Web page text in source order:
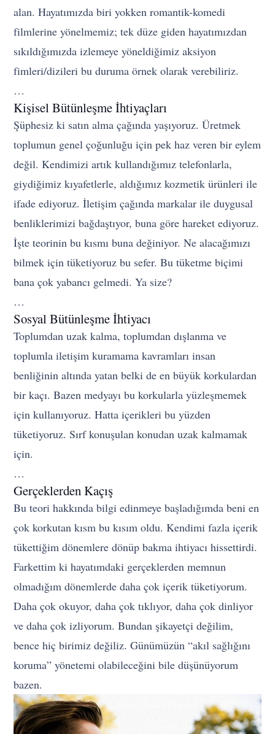
alan. Hayatımızda biri yokken romantik-komedi
filmlerine yönelmemiz; tek düze giden hayatımızdan
sıkıldığımızda izlemeye yöneldiğimiz aksiyon
fimleri/dizileri bu duruma örnek olarak verebiliriz.
…
Kişisel Bütünleşme İhtiyaçları
Şüphesiz ki satın alma çağında yaşıyoruz. Üretmek
toplumun genel çoğunluğu için pek haz veren bir eylem
değil. Kendimizi artık kullandığımız telefonlarla,
giydiğimiz kıyafetlerle, aldığımız kozmetik ürünleri ile
ifade ediyoruz. İletişim çağında markalar ile duygusal
benliklerimizi bağdaştıyor, buna göre hareket ediyoruz.
İşte teorinin bu kısmı buna değiniyor. Ne alacağımızı
bilmek için tüketiyoruz bu sefer. Bu tüketme biçimi
bana çok yabancı gelmedi. Ya size?
…
Sosyal Bütünleşme İhtiyacı
Toplumdan uzak kalma, toplumdan dışlanma ve
toplumla iletişim kuramama kavramları insan
benliğinin altında yatan belki de en büyük korkulardan
bir kaçı. Bazen medyayı bu korkularla yüzleşmemek
için kullanıyoruz. Hatta içerikleri bu yüzden
tüketiyoruz. Sırf konuşulan konudan uzak kalmamak
için.
…
Gerçeklerden Kaçış
Bu teori hakkında bilgi edinmeye başladığımda beni en
çok korkutan kısm bu kısım oldu. Kendimi fazla içerik
tükettiğim dönemlere dönüp bakma ihtiyacı hissettirdi.
Farkettim ki hayatımdaki gerçeklerden memnun
olmadığım dönemlerde daha çok içerik tüketiyorum.
Daha çok okuyor, daha çok tıklıyor, daha çok dinliyor
ve daha çok izliyorum. Bundan şikayetçi değilim,
bence hiç birimiz değiliz. Günümüzün “akıl sağlığını
koruma” yönetemi olabileceğini bile düşünüyorum
bazen.